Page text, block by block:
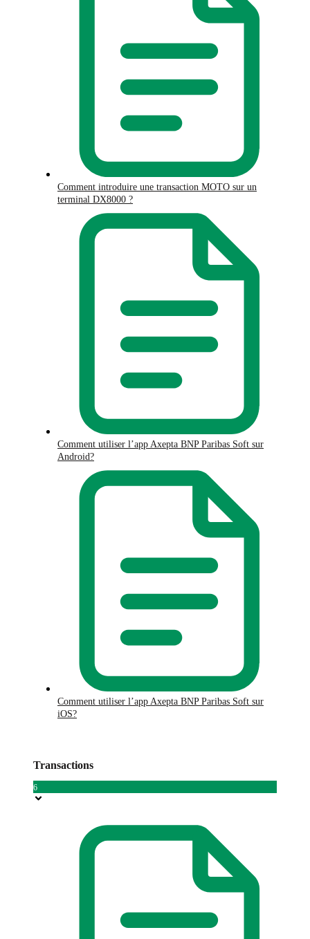
Comment introduire une transaction MOTO sur un
terminal DX8000 ?
Comment utiliser l’app Axepta BNP Paribas Soft sur
Android?
Comment utiliser l’app Axepta BNP Paribas Soft sur
iOS?
Transactions
6